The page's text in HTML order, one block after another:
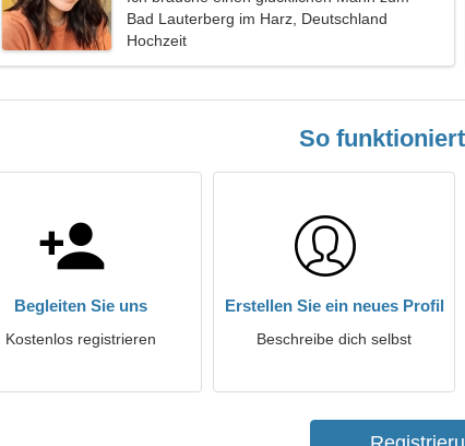
Spaß
Bad Lauterberg im Harz, Deutschland
Hochzeit
So
Begleiten Sie uns
Kostenlos registrieren
Erstellen Sie ein neues Profil
Beschreibe dich selbst